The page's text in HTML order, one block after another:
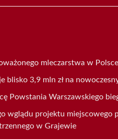
mleczarstwa w Polsce
blisko 3,9 mln zł na
Powstania Warszawskiego
wglądu projektu miejscowego
w Grajewie